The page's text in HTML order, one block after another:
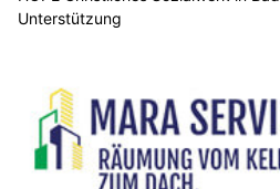
Unterstützung